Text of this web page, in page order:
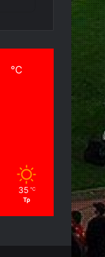
℃
35 ℃
Τρ